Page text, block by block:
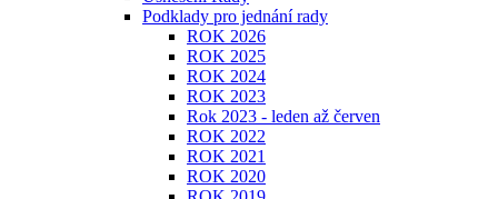
Podklady pro jednání rady
ROK 2026
ROK 2025
ROK 2024
ROK 2023
Rok 2023 - leden až červen
ROK 2022
ROK 2021
ROK 2020